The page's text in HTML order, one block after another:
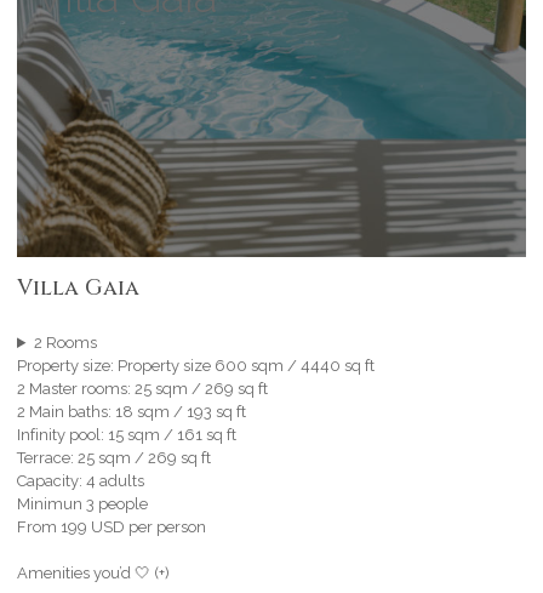
Villa Gaia
2 Rooms
Property size: Property size 600 sqm / 4440 sq ft
2 Master rooms: 25 sqm / 269 sq ft
2 Main baths: 18 sqm / 193 sq ft
Infinity pool: 15 sqm / 161 sq ft
Terrace: 25 sqm / 269 sq ft
Capacity: 4 adults
Minimun 3 people
From 199 USD per person
Amenities you’d 🤍 (+)